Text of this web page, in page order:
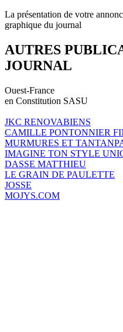
La présentation de votre
graphique du journal
AUTRES
JOURNAL
Ouest-France
en Constitution SASU
JKC RENOVABIENS
CAMILLE PONTONNIER
MURMURES ET
IMAGINE TON STYLE
DASSE MATTHIEU
LE GRAIN DE PAULETTE
JOSSE
MOJYS.COM